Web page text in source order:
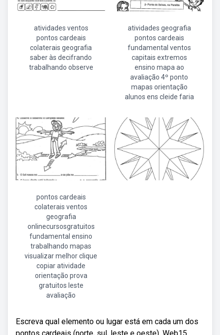
atividades ventos
pontos cardeais
colaterais geografia
saber às decifrando
trabalhando observe
atividades geografia
pontos cardeais
fundamental ventos
capitais extremos
ensino mapa ao
avaliação 4º ponto
mapas orientação
alunos ens cleide faria
pontos cardeais
colaterais ventos
geografia
onlinecursosgratuitos
fundamental ensino
trabalhando mapas
visualizar melhor clique
copiar atividade
orientação prova
gratuitos leste
avaliação
Escreva qual elemento ou lugar está em cada um dos